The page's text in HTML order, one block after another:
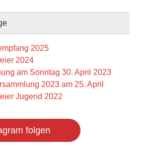
2025
2024
am Sonntag 30. April 2023
2023 am 25. April
Jugend 2022
folgen